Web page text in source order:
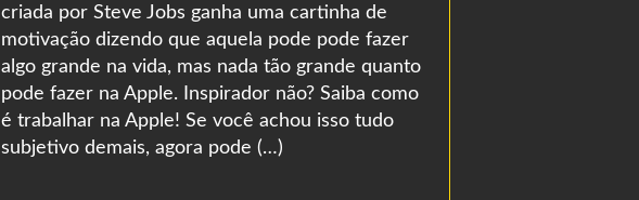
criada por Steve Jobs ganha uma cartinha de
motivação dizendo que aquela pode pode fazer
algo grande na vida, mas nada tão grande quanto
pode fazer na Apple. Inspirador não? Saiba como
é trabalhar na Apple! Se você achou isso tudo
subjetivo demais, agora pode (…)